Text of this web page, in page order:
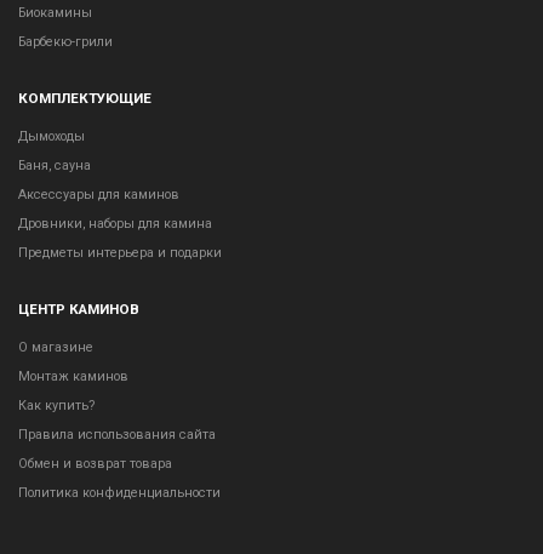
Биокамины
Барбекю-грили
КОМПЛЕКТУЮЩИЕ
Дымоходы
Баня, сауна
Аксессуары для каминов
Дровники, наборы для камина
Предметы интерьера и подарки
ЦЕНТР КАМИНОВ
О магазине
Монтаж каминов
Как купить?
Правила использования сайта
Обмен и возврат товара
Политика конфиденциальности